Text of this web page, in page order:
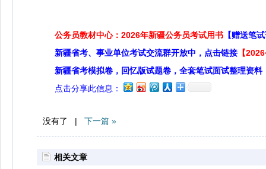
公务员教材中心：2026年新疆公务员考试用书 【赠送笔
新疆省考、事业单位考试交流群开放中，点击链接 【
新疆省考模拟卷，回忆版试题卷，全套笔试面试整理资料
点击分享此信息：
没有了 | 下一篇 »
相关文章